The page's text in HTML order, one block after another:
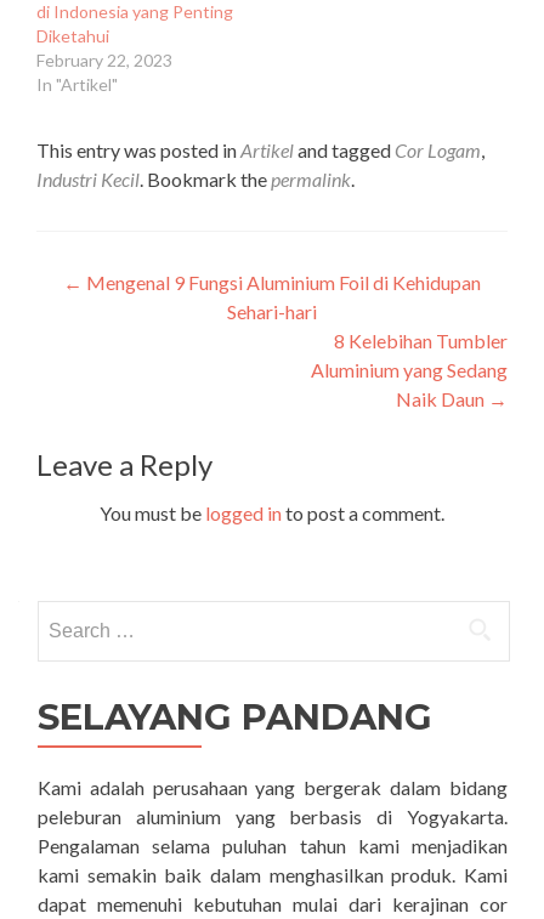
di Indonesia yang Penting
Diketahui
February 22, 2023
In "Artikel"
This entry was posted inArtikeland tagged Cor Logam,
Industri Kecil. Bookmark thepermalink.
Post
navigation
← Mengenal 9 Fungsi Aluminium Foil di Kehidupan
Sehari-hari
8 Kelebihan Tumbler
Aluminium yang Sedang
Naik Daun →
Leave a Reply
You must be logged into post a comment.
for:
SELAYANG PANDANG
Kami adalah perusahaan yang bergerak dalam bidang
peleburan aluminium yang berbasis di Yogyakarta.
Pengalaman selama puluhan tahun kami menjadikan
kami semakin baik dalam menghasilkan produk. Kami
dapat memenuhi kebutuhan mulai dari kerajinan cor